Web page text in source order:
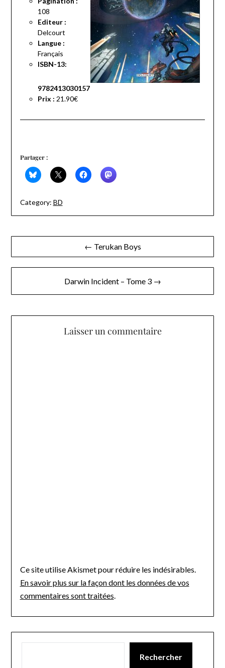
108
Editeur :
Delcourt
Langue :
Français
ISBN-13:
9782413030157
Prix : 21.90€
Partager :
Category: BD
Navigation
de
← Terukan Boys
Darwin Incident – Tome 3 →
Laisser un commentaire
Ce site utilise Akismet pour réduire les indésirables.
En savoir plus sur la façon dont les données de vos
commentaires sont traitées
Rechercher